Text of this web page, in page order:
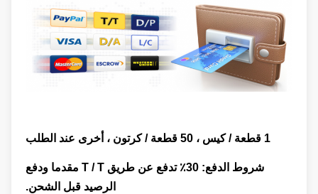
شروط الدفع: 30٪ تدفع عن طريق T / T مقدما
ودفع
الرصيد قبل الشحن.